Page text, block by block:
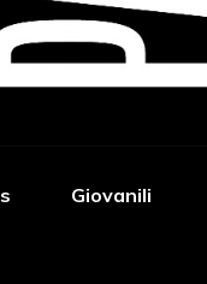
Giovanili